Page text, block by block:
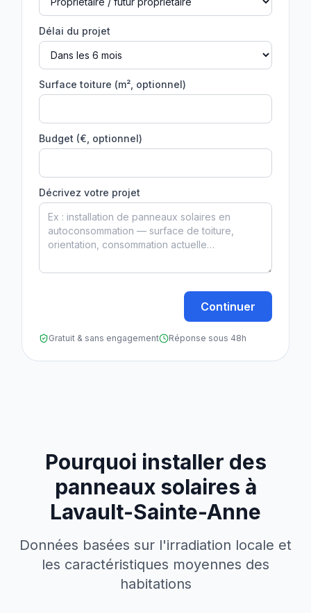
Délai du projet
Surface toiture (m², optionnel)
Budget (€, optionnel)
Décrivez votre projet
Continuer
Gratuit & sans engagement Réponse sous 48h
Pourquoi installer des
panneaux solaires à
Lavault-Sainte-Anne
Données basées sur l'irradiation locale et
les caractéristiques moyennes des
habitations